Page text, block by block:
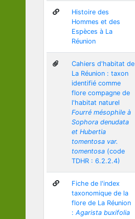
Histoire des
Hommes et des
Espèces à La
Réunion
Cahiers d'habitat de
La Réunion : taxon
identifié comme
flore compagne de
l'habitat naturel
Fourré mésophile à
Sophora denudata
et Hubertia
tomentosa var.
tomentosa (code
TDHR : 6.2.2.4)
Fiche de l'index
taxonomique de la
flore de La Réunion
: Agarista buxifolia